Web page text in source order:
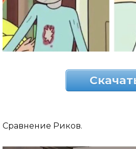
Сравнение Риков.